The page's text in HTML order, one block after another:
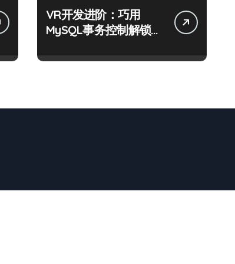
VR开发进阶：巧用
MySQL事务控制解锁科